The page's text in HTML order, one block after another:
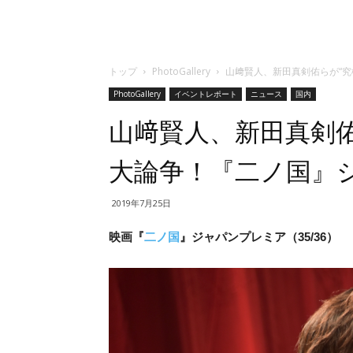
トップ PhotoGallery 山﨑賢人、新田真剣佑らが“
PhotoGallery イベントレポート ニュース 国内
山﨑賢人、新田真剣
大論争！『二ノ国』
2019年7月25日
映画『二ノ国 』ジャパンプレミア（35/36）